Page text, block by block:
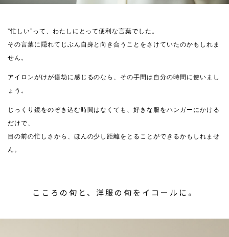
”忙しい”って、わたしにとって便利な言葉でした。
その言葉に隠れてじぶん自身と向き合うことをさけていたのかもしれま
せん。
アイロンがけが億劫に感じるのなら、その手間は自分の時間に使いまし
ょう。
じっくり鏡をのぞき込む時間はなくても、好きな服をハンガーにかける
だけで、
目の前の忙しさから、ほんの少し距離をとることができるかもしれませ
ん。
こころの旬と、洋服の旬をイコールに。